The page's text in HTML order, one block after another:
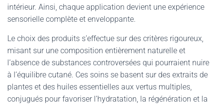
intérieur. Ainsi, chaque application devient une expérience
sensorielle complète et enveloppante.
Le choix des produits s’effectue sur des critères rigoureux,
misant sur une composition entièrement naturelle et
l’absence de substances controversées qui pourraient nuire
à l’équilibre cutané. Ces soins se basent sur des extraits de
plantes et des huiles essentielles aux vertus multiples,
conjugués pour favoriser l’hydratation, la régénération et la